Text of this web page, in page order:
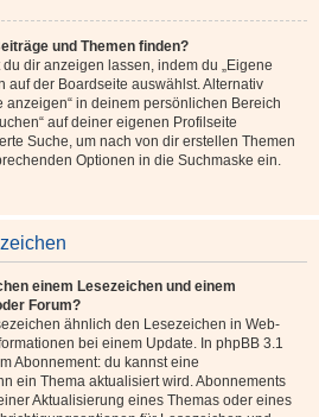
und Themen finden?
dir anzeigen lassen, indem du „Eigene
auf der Boardseite auswählst. Alternativ
anzeigen“ in deinem persönlichen Bereich
auf deiner eigenen Profilseite
Suche, um nach von dir erstellen Themen
Optionen in die Suchmaske ein.
einem Lesezeichen und einem
Forum?
ähnlich den Lesezeichen in Web-
bei einem Update. In phpBB 3.1
Abonnement: du kannst eine
ein Thema aktualisiert wird. Abonnements
Aktualisierung eines Themas oder eines